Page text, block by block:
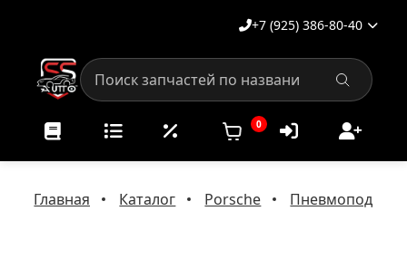
+7 (925) 386-80-40
0
Главная Каталог Porsche